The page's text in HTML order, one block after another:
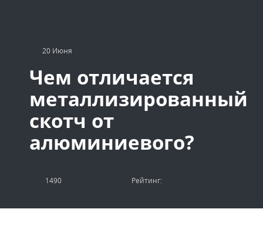
20 Июня
Чем отличается
металлизированный
скотч от
алюминиевого?
1490 Рейтинг: